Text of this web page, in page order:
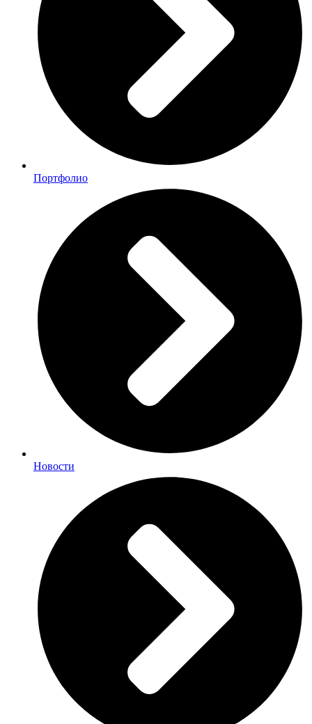
Портфолио
Новости